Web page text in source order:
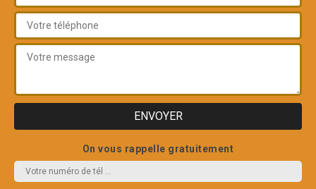
On vous rappelle gratuitement